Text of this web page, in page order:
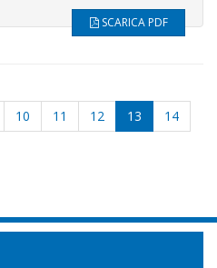
SCARICA PDF
10 11 12 13
14